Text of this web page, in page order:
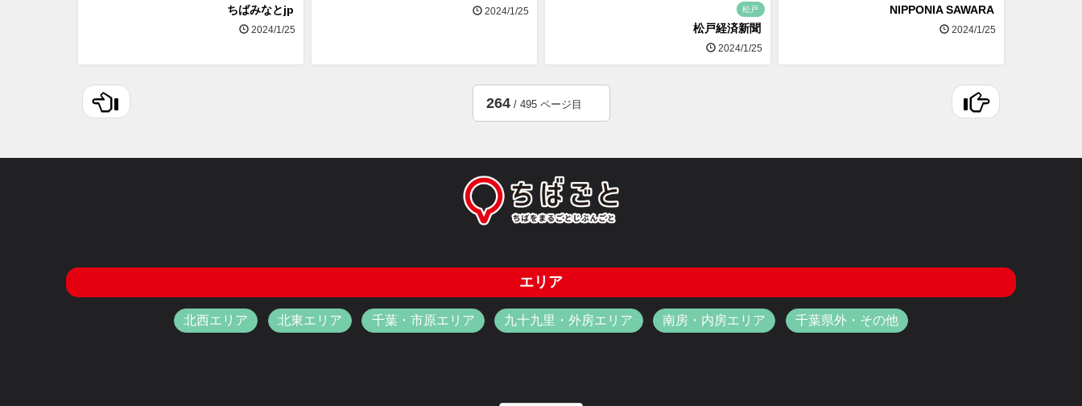
ちばみなとjp
2024/1/25
2024/1/25 松戸
松戸経済新聞
2024/1/25
NIPPONIA SAWARA
2024/1/25
264/ 495 ページ目
エリア
北西エリア 北東エリア 千葉・市原エリア 九十九里・外房エリア 南房・内房エリア 千葉県外・その他